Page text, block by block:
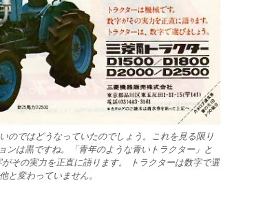
のではどうなっていたのでしょう。これを見る限り
ンは黒ですね。「青年のような青いトラクター」と
がその実力を正直に語ります。 トラクターは数字で選
と変わっていません。